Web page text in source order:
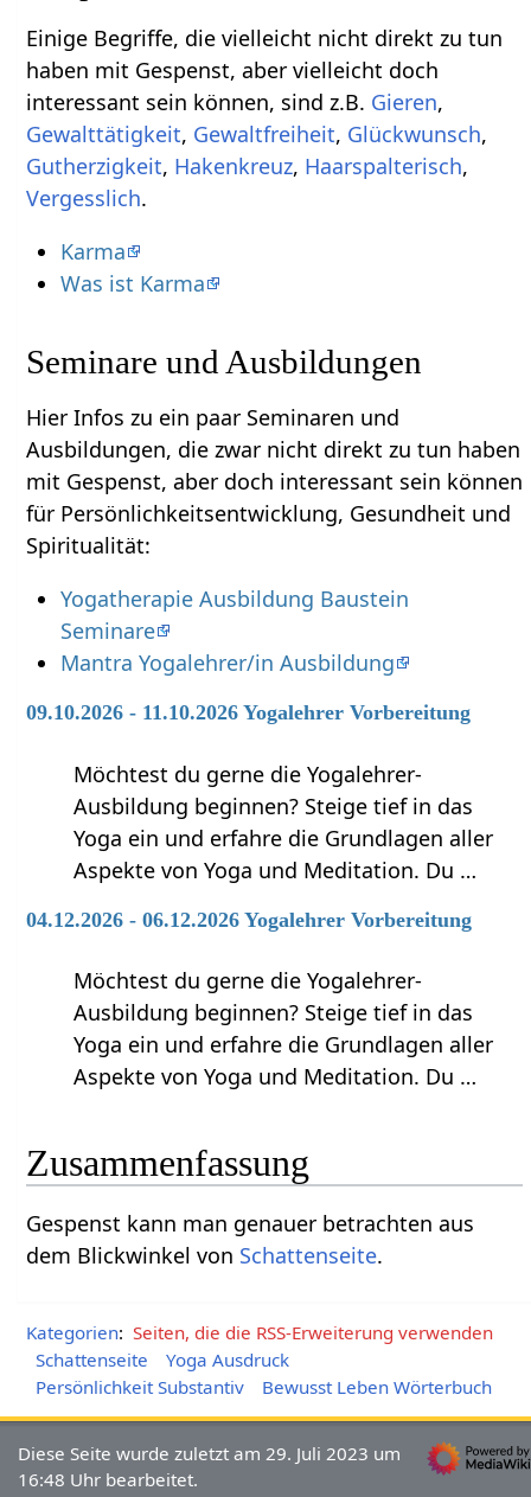
Einige Begriffe, die vielleicht nicht direkt zu tun
haben mit Gespenst‏‎, aber vielleicht doch
interessant sein können, sind z.B.
,
, ,
,
, ,
,
Vergesslich.
Karma
Was ist Karma
Seminare und Ausbildungen
Hier Infos zu ein paar Seminaren und
Ausbildungen, die zwar nicht direkt zu tun haben
mit Gespenst‏‎, aber doch interessant sein können
für Persönlichkeitsentwicklung, Gesundheit und
Spiritualität:
Yogatherapie Ausbildung Baustein
Seminare
Mantra Yogalehrer/in Ausbildung
09.10.2026 - 11.10.2026 Yogalehrer Vorbereitung
Möchtest du gerne die Yogalehrer-
Ausbildung beginnen? Steige tief in das
Yoga ein und erfahre die Grundlagen aller
Aspekte von Yoga und Meditation. Du …
04.12.2026 - 06.12.2026 Yogalehrer Vorbereitung
Möchtest du gerne die Yogalehrer-
Ausbildung beginnen? Steige tief in das
Yoga ein und erfahre die Grundlagen aller
Aspekte von Yoga und Meditation. Du …
Zusammenfassung
Gespenst‏‎ kann man genauer betrachten aus
dem Blickwinkel von Schattenseite.
Kategorien: Seiten, die die RSS-Erweiterung verwenden
Schattenseite
Yoga Ausdruck
Persönlichkeit Substantiv
Bewusst Leben Wörterbuch
Diese Seite wurde zuletzt am 29. Juli 2023 um
16:48 Uhr bearbeitet.